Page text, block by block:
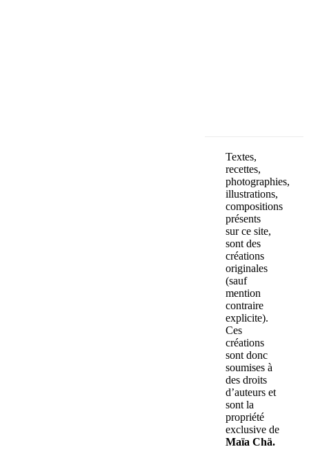
Textes,
recettes,
photographies,
illustrations,
compositions
présents
sur ce site,
sont des
créations
originales
(sauf
mention
contraire
explicite).
Ces
créations
sont donc
soumises à
des droits
d’auteurs et
sont la
propriété
exclusive de
Maïa Chä.